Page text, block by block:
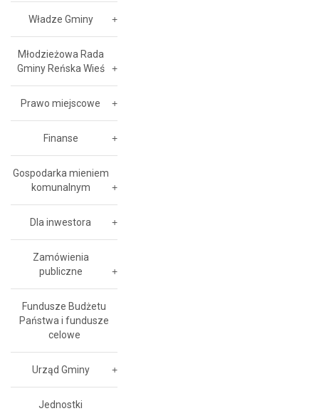
Władze Gminy
Młodzieżowa Rada
Gminy Reńska Wieś
Prawo miejscowe
Finanse
Gospodarka mieniem
komunalnym
Dla inwestora
Zamówienia
publiczne
Fundusze Budżetu
Państwa i fundusze
celowe
Urząd Gminy
Jednostki